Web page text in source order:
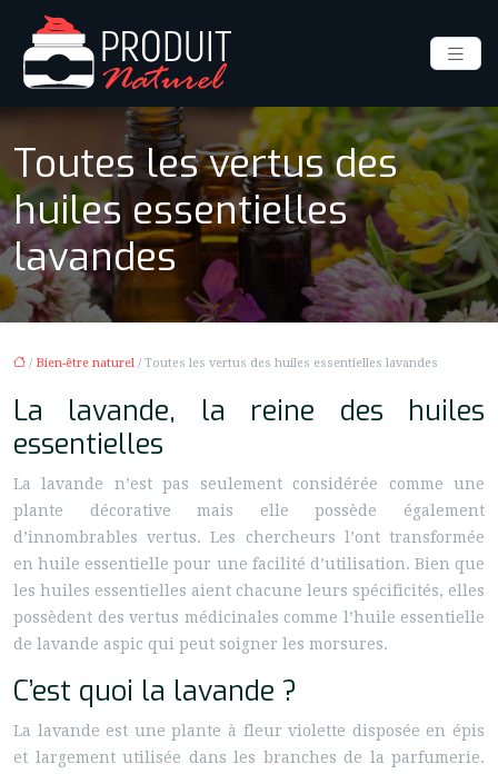
Toutes les vertus des
huiles essentielles
lavandes
/ Bien-être naturel / Toutes les vertus des huiles essentielles lavandes
La lavande, la reine des huiles
essentielles
La lavande n’est pas seulement considérée comme une
plante décorative mais elle possède également
d’innombrables vertus. Les chercheurs l’ont transformée
en huile essentielle pour une facilité d’utilisation. Bien que
les huiles essentielles aient chacune leurs spécificités, elles
possèdent des vertus médicinales comme l’huile essentielle
de lavande aspic qui peut soigner les morsures.
C’est quoi la lavande ?
La lavande est une plante à fleur violette disposée en épis
et largement utilisée dans les branches de la parfumerie.